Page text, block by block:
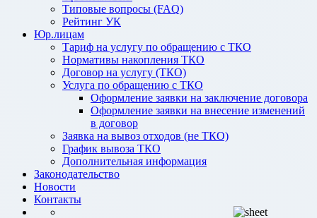
Типовые вопросы (FAQ)
Рейтинг УК
Юр.лицам
Тариф на услугу по обращению с ТКО
Нормативы накопления ТКО
Договор на услугу (ТКО)
Услуга по обращению с ТКО
Оформление заявки на заключение договора
Оформление заявки на внесение изменений
в договор
Заявка на вывоз отходов (не ТКО)
График вывоза ТКО
Дополнительная информация
Законодательство
Новости
Контакты